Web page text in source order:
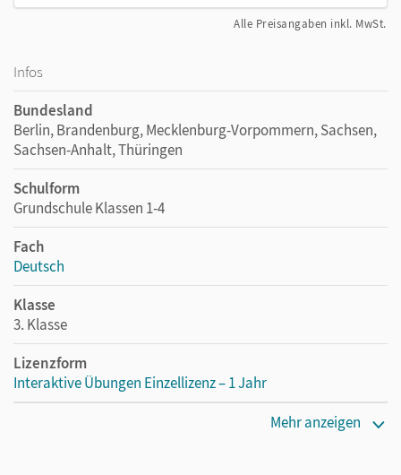
Alle Preisangaben inkl. MwSt.
Infos
Bundesland
Berlin, Brandenburg, Mecklenburg-Vorpommern, Sachsen,
Sachsen-Anhalt, Thüringen
Schulform
Grundschule Klassen 1-4
Fach
Deutsch
Klasse
3. Klasse
Lizenzform
Interaktive Übungen Einzellizenz – 1 Jahr
Mehr anzeigen